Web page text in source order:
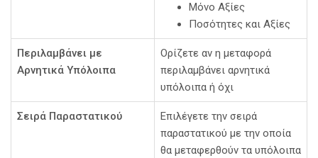
Μόνο Αξίες
Ποσότητες και Αξίες
Περιλαμβάνει με
Αρνητικά Υπόλοιπα
Ορίζετε αν η μεταφορά
περιλαμβάνει αρνητικά
υπόλοιπα ή όχι
Σειρά Παραστατικού
Επιλέγετε την σειρά
παραστατικού με την οποία
θα μεταφερθούν τα υπόλοιπα